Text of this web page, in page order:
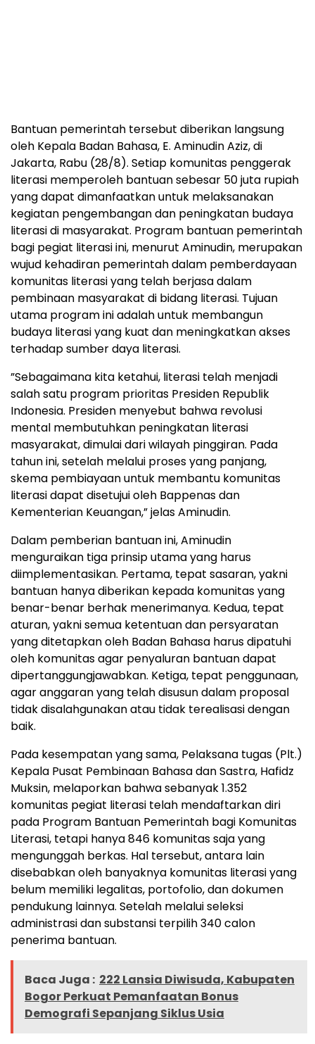
Bantuan pemerintah tersebut diberikan langsung
oleh Kepala Badan Bahasa, E. Aminudin Aziz, di
Jakarta, Rabu (28/8). Setiap komunitas penggerak
literasi memperoleh bantuan sebesar 50 juta rupiah
yang dapat dimanfaatkan untuk melaksanakan
kegiatan pengembangan dan peningkatan budaya
literasi di masyarakat. Program bantuan pemerintah
bagi pegiat literasi ini, menurut Aminudin, merupakan
wujud kehadiran pemerintah dalam pemberdayaan
komunitas literasi yang telah berjasa dalam
pembinaan masyarakat di bidang literasi. Tujuan
utama program ini adalah untuk membangun
budaya literasi yang kuat dan meningkatkan akses
terhadap sumber daya literasi.
”Sebagaimana kita ketahui, literasi telah menjadi
salah satu program prioritas Presiden Republik
Indonesia. Presiden menyebut bahwa revolusi
mental membutuhkan peningkatan literasi
masyarakat, dimulai dari wilayah pinggiran. Pada
tahun ini, setelah melalui proses yang panjang,
skema pembiayaan untuk membantu komunitas
literasi dapat disetujui oleh Bappenas dan
Kementerian Keuangan,” jelas Aminudin.
Dalam pemberian bantuan ini, Aminudin
menguraikan tiga prinsip utama yang harus
diimplementasikan. Pertama, tepat sasaran, yakni
bantuan hanya diberikan kepada komunitas yang
benar-benar berhak menerimanya. Kedua, tepat
aturan, yakni semua ketentuan dan persyaratan
yang ditetapkan oleh Badan Bahasa harus dipatuhi
oleh komunitas agar penyaluran bantuan dapat
dipertanggungjawabkan. Ketiga, tepat penggunaan,
agar anggaran yang telah disusun dalam proposal
tidak disalahgunakan atau tidak terealisasi dengan
baik.
Pada kesempatan yang sama, Pelaksana tugas (Plt.)
Kepala Pusat Pembinaan Bahasa dan Sastra, Hafidz
Muksin, melaporkan bahwa sebanyak 1.352
komunitas pegiat literasi telah mendaftarkan diri
pada Program Bantuan Pemerintah bagi Komunitas
Literasi, tetapi hanya 846 komunitas saja yang
mengunggah berkas. Hal tersebut, antara lain
disebabkan oleh banyaknya komunitas literasi yang
belum memiliki legalitas, portofolio, dan dokumen
pendukung lainnya. Setelah melalui seleksi
administrasi dan substansi terpilih 340 calon
penerima bantuan.
Baca Juga : 222 Lansia Diwisuda, Kabupaten
Bogor Perkuat Pemanfaatan Bonus
Demografi Sepanjang Siklus Usia